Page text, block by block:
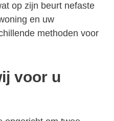
op zijn beurt nefaste
en uw
methoden voor
voor u